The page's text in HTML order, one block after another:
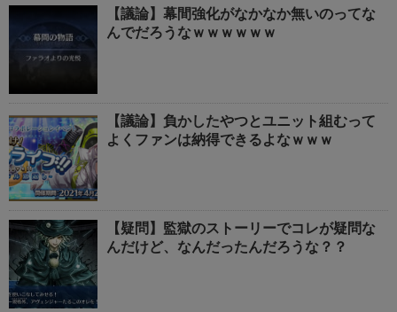
【議論】幕間強化がなかなか無いのってな
んでだろうなｗｗｗｗｗｗ
【議論】負かしたやつとユニット組むって
よくファンは納得できるよなｗｗｗ
【疑問】監獄のストーリーでコレが疑問な
んだけど、なんだったんだろうな？？